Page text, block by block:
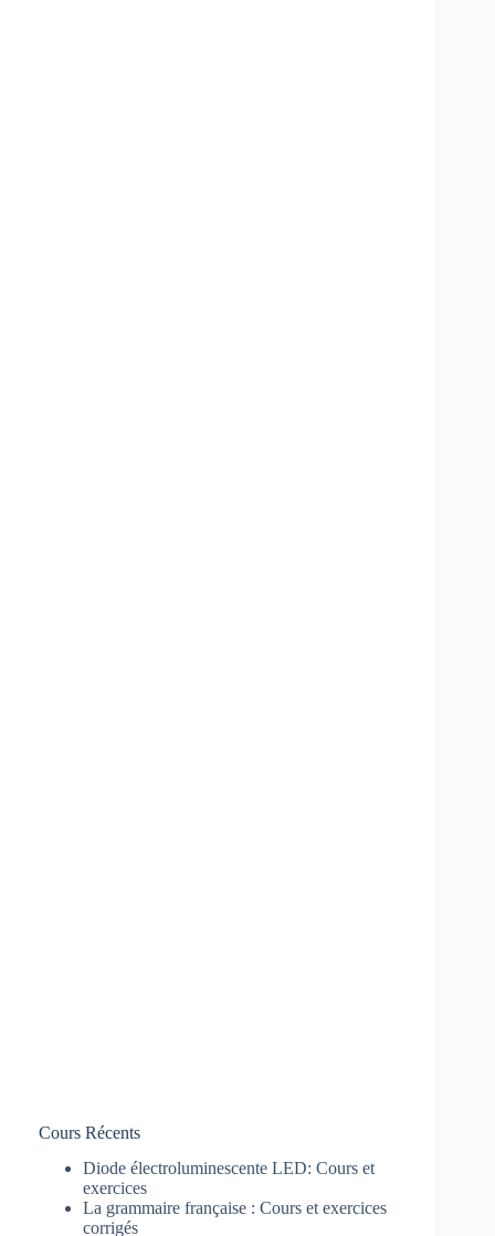
Cours Récents
Diode électroluminescente LED: Cours et
exercices
La grammaire française : Cours et exercices
corrigés